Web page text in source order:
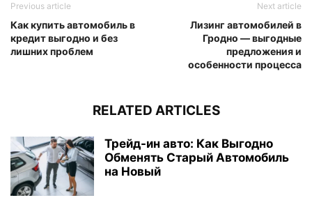
Previous article
Как купить автомобиль в
кредит выгодно и без
лишних проблем
Next article
Лизинг автомобилей в
Гродно — выгодные
предложения и
особенности процесса
RELATED ARTICLES
Трейд-ин авто: Как Выгодно
Обменять Старый Автомобиль
на Новый